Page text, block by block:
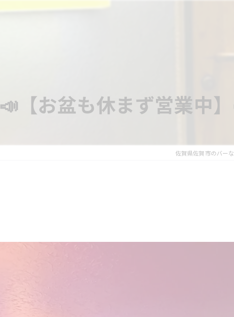
📣【お盆も休まず営業中
佐賀県佐賀市のバーな